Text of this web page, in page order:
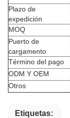
Plazo de
expedición
MOQ
Puerto de
cargamento
Término del pago
ODM Y OEM
Otros
Etiquetas: